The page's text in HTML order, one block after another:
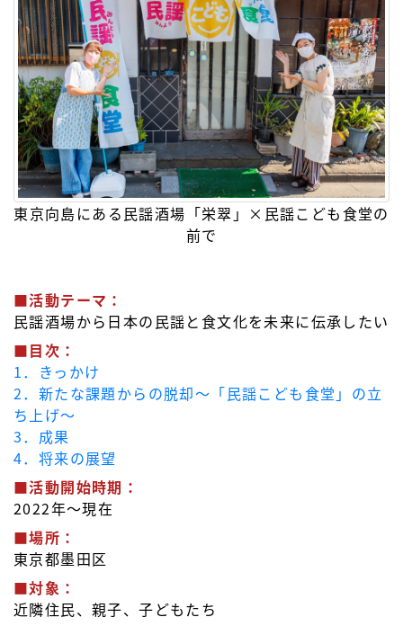
東京向島にある民謡酒場「栄翠」×民謡こども食堂の
前で
■活動テーマ：
民謡酒場から日本の民謡と食文化を未来に伝承したい
■目次：
1．きっかけ
2．新たな課題からの脱却～「民謡こども食堂」の立
ち上げ～
3．成果
4．将来の展望
■活動開始時期：
2022年～現在
■場所：
東京都墨田区
■対象：
近隣住民、親子、子どもたち